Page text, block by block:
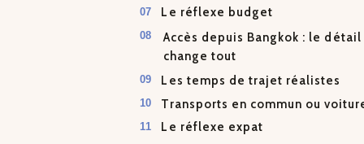
Le réflexe budget
Accès depuis Bangkok : le
change tout
Les temps de trajet réalistes
Transports en commun ou
Le réflexe expat